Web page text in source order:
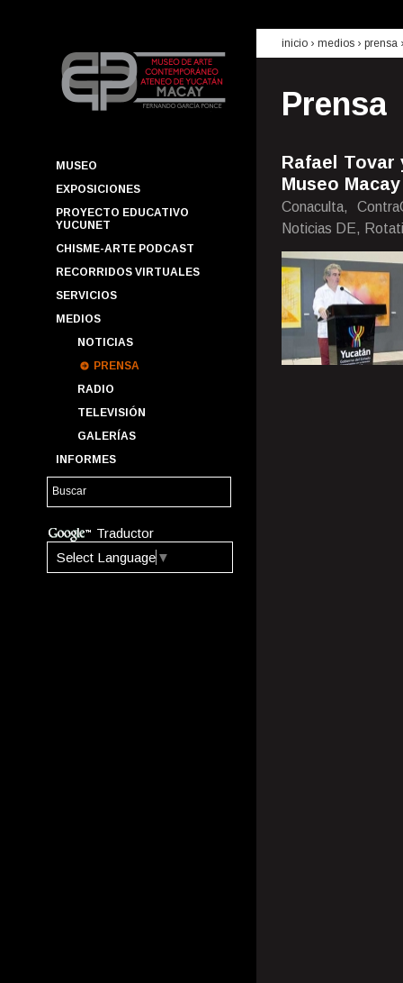
MUSEO
EXPOSICIONES
PROYECTO EDUCATIVO
YUCUNET
CHISME-ARTE PODCAST
RECORRIDOS VIRTUALES
SERVICIOS
MEDIOS
NOTICIAS
PRENSA
RADIO
TELEVISIÓN
GALERÍAS
INFORMES
Traductor
Select Language ▼
inicio › medios › prensa
Prensa
Rafael Tovar
Museo
Conaculta,
Noticias DE,